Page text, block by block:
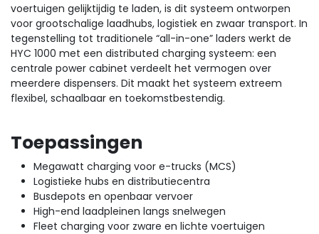
voertuigen gelijktijdig te laden, is dit systeem ontworpen
voor grootschalige laadhubs, logistiek en zwaar transport. In
tegenstelling tot traditionele “all-in-one” laders werkt de
HYC 1000 met een distributed charging systeem: een
centrale power cabinet verdeelt het vermogen over
meerdere dispensers. Dit maakt het systeem extreem
flexibel, schaalbaar en toekomstbestendig.
Toepassingen
Megawatt charging voor e-trucks (MCS)
Logistieke hubs en distributiecentra
Busdepots en openbaar vervoer
High-end laadpleinen langs snelwegen
Fleet charging voor zware en lichte voertuigen